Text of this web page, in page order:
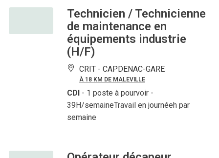
Technicien / Technicienne
de maintenance en
équipements industrie
(H/F)
CRIT - CAPDENAC-GARE
À 18 KM DE MALEVILLE
CDI - 1 poste à pourvoir -
39H/semaineTravail en journéeh par
semaine